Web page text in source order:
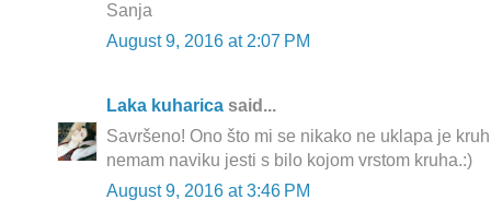
Sanja
August 9, 2016 at 2:07 PM
Laka kuharica said...
Savršeno! Ono što mi se nikako ne uklapa je
nemam naviku jesti s bilo kojom vrstom kruha.:)
August 9, 2016 at 3:46 PM